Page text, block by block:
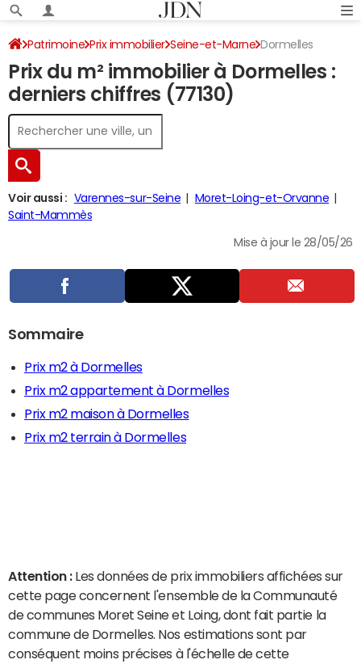
Patrimoine Prix immobilier Seine-et-Marne Dormelles
Prix du m² immobilier à Dormelles :
derniers chiffres (77130)
Voir aussi : Varennes-sur-Seine
Moret-Loing-et-Orvanne
Saint-Mammès
Mise à jour le 28/05/26
Sommaire
Prix m2 à Dormelles
Prix m2 appartement à Dormelles
Prix m2 maison à Dormelles
Prix m2 terrain à Dormelles
Attention : Les données de prix immobiliers affichées sur
cette page concernent l'ensemble de la Communauté
de communes Moret Seine et Loing, dont fait partie la
commune de Dormelles. Nos estimations sont par
conséquent moins précises à l'échelle de cette